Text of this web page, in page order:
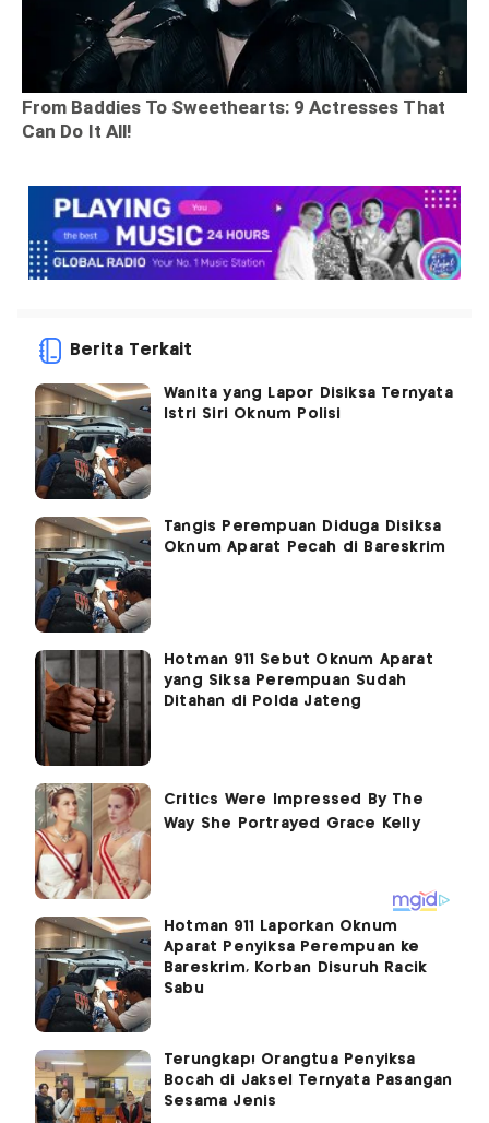
Berita Terkait
Wanita yang Lapor Disiksa Ternyata
Istri Siri Oknum Polisi
Tangis Perempuan Diduga Disiksa
Oknum Aparat Pecah di Bareskrim
Hotman 911 Sebut Oknum Aparat
yang Siksa Perempuan Sudah
Ditahan di Polda Jateng
Hotman 911 Laporkan Oknum
Aparat Penyiksa Perempuan ke
Bareskrim, Korban Disuruh Racik
Sabu
Terungkap! Orangtua Penyiksa
Bocah di Jaksel Ternyata Pasangan
Sesama Jenis